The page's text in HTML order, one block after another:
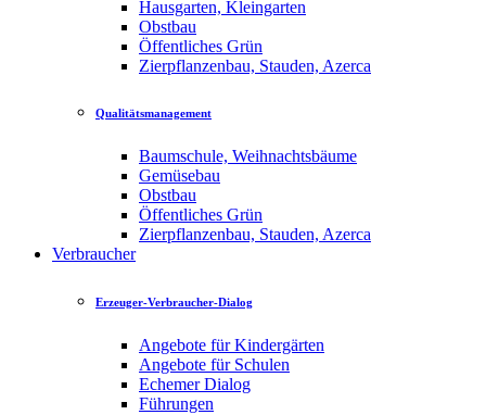
Hausgarten, Kleingarten
Obstbau
Öffentliches Grün
Zierpflanzenbau, Stauden, Azerca
Qualitätsmanagement
Baumschule, Weihnachtsbäume
Gemüsebau
Obstbau
Öffentliches Grün
Zierpflanzenbau, Stauden, Azerca
Verbraucher
Erzeuger-Verbraucher-Dialog
Angebote für Kindergärten
Angebote für Schulen
Echemer Dialog
Führungen